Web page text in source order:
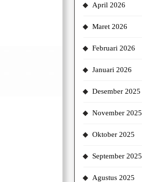
April 2026
Maret 2026
Februari 2026
Januari 2026
Desember 2025
November 2025
Oktober 2025
September 2025
Agustus 2025